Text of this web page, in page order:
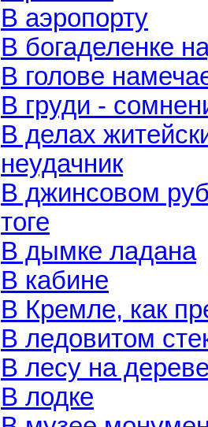
В аэропорту
В богаделенке
В голове
В груди -
В делах
неудачник
В джинсовом
тоге
В дымке ладана
В кабине
В Кремле, как
В ледовитом
В лесу на
В лодке